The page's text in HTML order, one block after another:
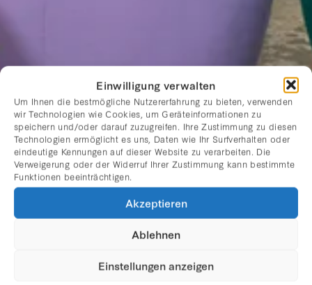
Einwilligung verwalten
Um Ihnen die bestmögliche Nutzererfahrung zu bieten, verwenden
wir Technologien wie Cookies, um Geräteinformationen zu
speichern und/oder darauf zuzugreifen. Ihre Zustimmung zu diesen
Technologien ermöglicht es uns, Daten wie Ihr Surfverhalten oder
eindeutige Kennungen auf dieser Website zu verarbeiten. Die
Verweigerung oder der Widerruf Ihrer Zustimmung kann bestimmte
Funktionen beeinträchtigen.
Akzeptieren
Ablehnen
Einstellungen anzeigen
GILBERT
BRETTERBAUER